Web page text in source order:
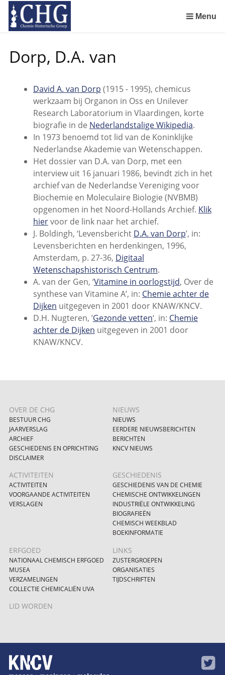
links
over
naar
de
Spring
naar
het
menu
Menu
Dorp, D.A. van
David A. van Dorp (1915 - 1995), chemicus
werkzaam bij Organon in Oss en Unilever
Research Laboratorium in Vlaardingen, korte
biografie in de Nederlandstalige Wikipedia.
In 1973 benoemd tot lid van de Koninklijke
Nederlandse Akademie van Wetenschappen.
Het dossier van D.A. van Dorp, met een
interview uit 16 januari 1986, bevindt zich in het
archief van de Nederlandse Vereniging voor
Biochemie en Moleculaire Biologie (NVBMB)
opgenomen in het Noord-Hollands Archief. Klik
hiervoor de link naar het archief.
J. Boldingh, ‘Levensbericht D.A. van Dorp’, in:
Levensberichten en herdenkingen, 1996,
Amsterdam, p. 27-36, Digitaal
Wetenschapshistorisch Centrum.
A. van der Gen, ‘Vitamine in oorlogstijd, Over de
synthese van Vitamine A’, in: Chemie achter de
Dijken uitgegeven in 2001 door KNAW/KNCV.
D.H. Nugteren, ’Gezonde vetten‘, in: Chemie
achter de Dijken uitgegeven in 2001 door
KNAW/KNCV.
OVER DE CHG
BESTUUR CHG
JAARVERSLAG
ARCHIEF
GESCHIEDENIS EN OPRICHTING
DISCLAIMER
NIEUWS
NIEUWS
EERDERE NIEUWSBERICHTEN
BERICHTEN
KNCV NIEUWS
ACTIVITEITEN
ACTIVITEITEN
VOORGAANDE ACTIVITEITEN
VERSLAGEN
GESCHIEDENIS
GESCHIEDENIS VAN DE CHEMIE
CHEMISCHE ONTWIKKELINGEN
INDUSTRIËLE ONTWIKKELING
BIOGRAFIEËN
CHEMISCH WEEKBLAD
BOEKINFORMATIE
ERFGOED
NATIONAAL CHEMISCH ERFGOED
MUSEA
VERZAMELINGEN
COLLECTIE CHEMICALIËN UVA
LINKS
ZUSTERGROEPEN
ORGANISATIES
TIJDSCHRIFTEN
LID WORDEN